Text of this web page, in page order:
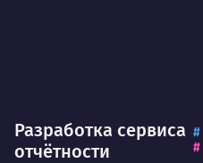
Разработка сервиса
отчётности